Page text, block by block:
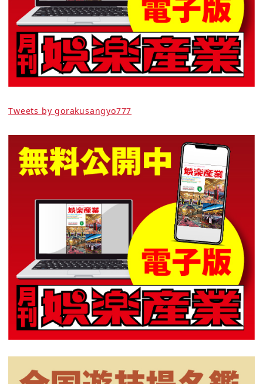
Tweets by gorakusangyo777